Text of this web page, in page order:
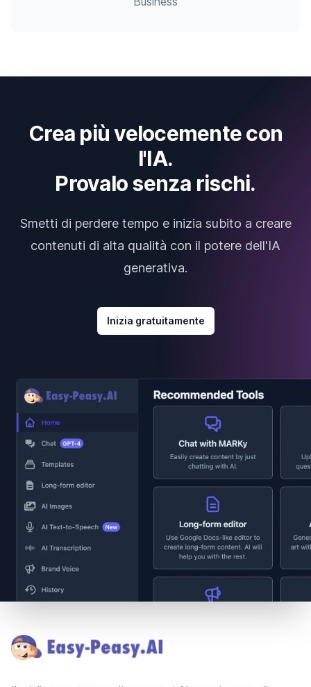
Crea più velocemente con
l'IA.
Provalo senza rischi.
Smetti di perdere tempo e inizia subito a creare
contenuti di alta qualità con il potere dell'IA
generativa.
Inizia gratuitamente